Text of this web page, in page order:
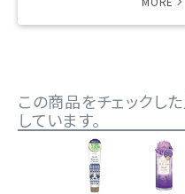
この商品をチェックし
しています。